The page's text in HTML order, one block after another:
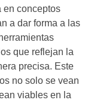
en conceptos
a dar forma a las
que reflejan la
precisa. Este
no solo se vean
viables en la